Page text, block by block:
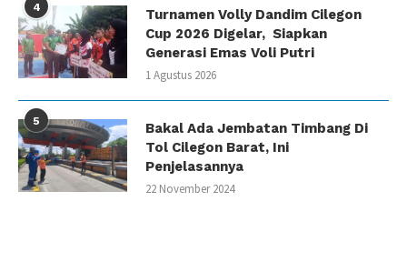
4
Turnamen Volly Dandim Cilegon
Cup 2026 Digelar, Siapkan
Generasi Emas Voli Putri
1 Agustus 2026
5
Bakal Ada Jembatan Timbang Di
Tol Cilegon Barat, Ini
Penjelasannya
22 November 2024